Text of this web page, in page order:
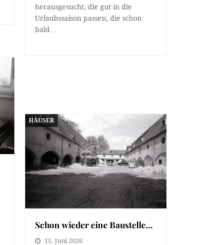
herausgesucht, die gut in die
Urlaubssaison passen, die schon
bald…
HÄUSER
Schon wieder eine Baustelle…
15. Juni 2026